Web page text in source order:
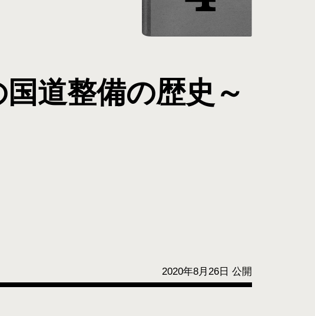
道整備の歴史～
2020年8月26日 公開